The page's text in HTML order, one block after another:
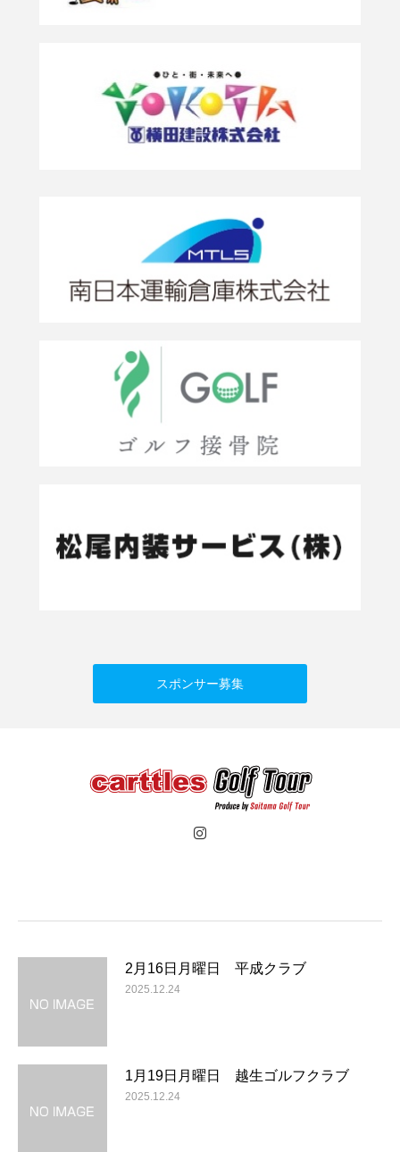
スポンサー募集
2月16日月曜日 平成クラブ
2025.12.24
1月19日月曜日 越生ゴルフクラブ
2025.12.24